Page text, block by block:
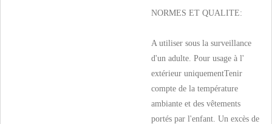
NORMES ET QUALITE:
A utiliser sous la surveillance
d'un adulte. Pour usage à l'
extérieur uniquementTenir
compte de la température
ambiante et des vêtements
portés par l'enfant. Un excès de